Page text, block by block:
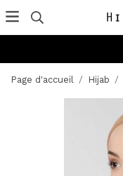
Page d'accueil / Hijab /